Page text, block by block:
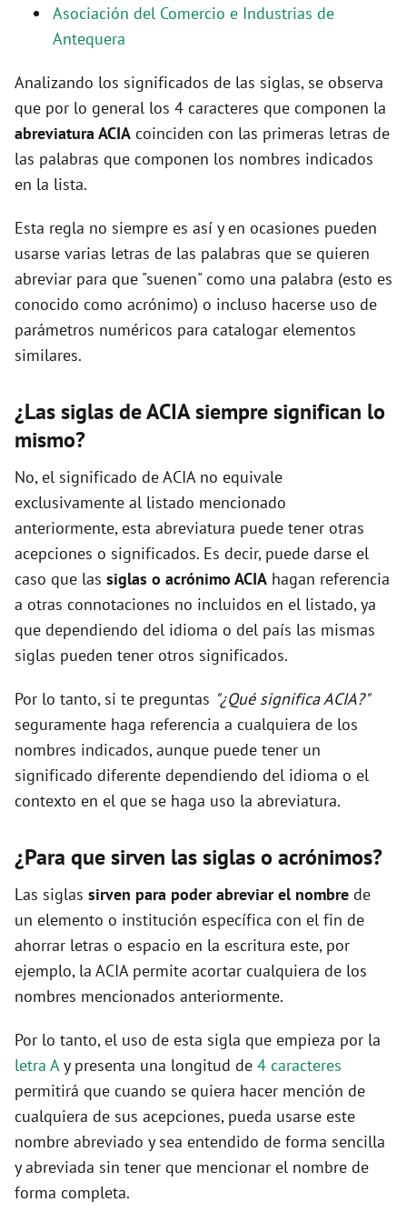
e
o
Asociación del Comercio e Industrias de
Antequera
Analizando los significados de las siglas, se observa
que por lo general los 4 caracteres que componen la
abreviatura ACIA coinciden con las primeras letras de
las palabras que componen los nombres indicados
en la lista.
Esta regla no siempre es así y en ocasiones pueden
usarse varias letras de las palabras que se quieren
abreviar para que "suenen" como una palabra (esto es
conocido como acrónimo) o incluso hacerse uso de
parámetros numéricos para catalogar elementos
similares.
¿Las siglas de ACIA siempre significan lo
mismo?
No, el significado de ACIA no equivale
exclusivamente al listado mencionado
anteriormente, esta abreviatura puede tener otras
acepciones o significados. Es decir, puede darse el
caso que las siglas o acrónimo ACIA hagan referencia
a otras connotaciones no incluidos en el listado, ya
que dependiendo del idioma o del país las mismas
siglas pueden tener otros significados.
Por lo tanto, si te preguntas "¿Qué significa ACIA?"
seguramente haga referencia a cualquiera de los
nombres indicados, aunque puede tener un
significado diferente dependiendo del idioma o el
contexto en el que se haga uso la abreviatura.
¿Para que sirven las siglas o acrónimos?
Las siglas sirven para poder abreviar el nombre de
un elemento o institución específica con el fin de
ahorrar letras o espacio en la escritura este, por
ejemplo, la ACIA permite acortar cualquiera de los
nombres mencionados anteriormente.
Por lo tanto, el uso de esta sigla que empieza por la
letra Ay presenta una longitud de 4 caracteres
permitirá que cuando se quiera hacer mención de
cualquiera de sus acepciones, pueda usarse este
nombre abreviado y sea entendido de forma sencilla
y abreviada sin tener que mencionar el nombre de
forma completa.